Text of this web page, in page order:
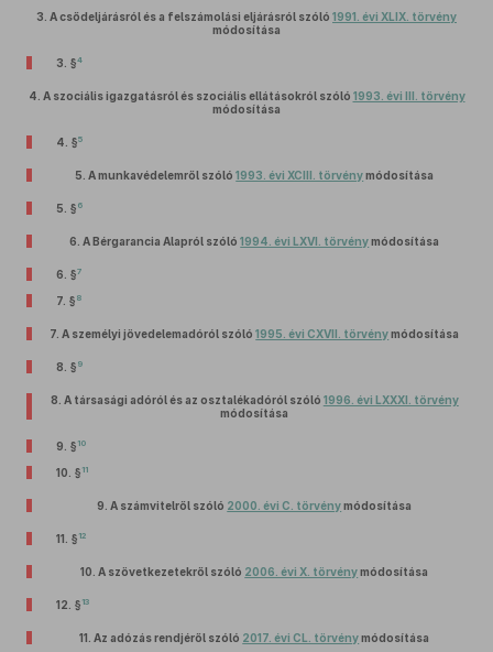
3. A csődeljárásról és a felszámolási eljárásról szóló 1991. évi XLIX. törvény
módosítása
3. §4
4. A szociális igazgatásról és szociális ellátásokról szóló 1993. évi III. törvény
módosítása
4. §5
5. A munkavédelemről szóló1993. évi XCIII. törvénymódosítása
5. § 6
6. A Bérgarancia Alapról szóló1994. évi LXVI. törvénymódosítása
6. §7
7. § 8
7. A személyi jövedelemadóról szóló1995. évi CXVII. törvénymódosítása
8. § 9
8. A társasági adóról és az osztalékadóról szóló 1996. évi LXXXI. törvény
módosítása
9. § 10
10. § 11
9. A számvitelről szóló 2000. évi C. törvénymódosítása
11. § 12
10. A szövetkezetekről szóló 2006. évi X. törvénymódosítása
12. § 13
11. Az adózás rendjéről szóló 2017. évi CL. törvénymódosítása